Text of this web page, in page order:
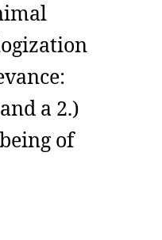
a 2.)
of